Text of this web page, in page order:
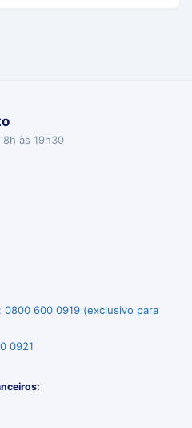
às 19h30
600 0919 (exclusivo para
0921